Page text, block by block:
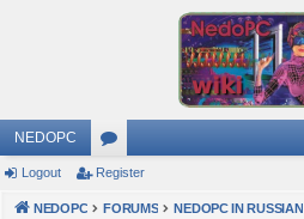
NEDOPC
or
u
Logout Register
NEDOPC FORUMS NEDOPC IN RUSSIAN